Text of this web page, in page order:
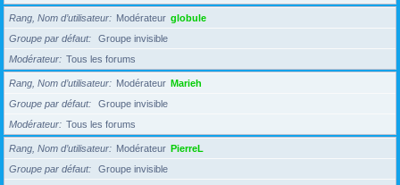
Rang, Nom d’utilisateur Modérateur globule
Groupe par défaut
Groupe invisible
Modérateur
Tous les forums
Rang, Nom d’utilisateur Modérateur Marieh
Groupe par défaut
Groupe invisible
Modérateur
Tous les forums
Rang, Nom d’utilisateur Modérateur PierreL
Groupe par défaut
Groupe invisible